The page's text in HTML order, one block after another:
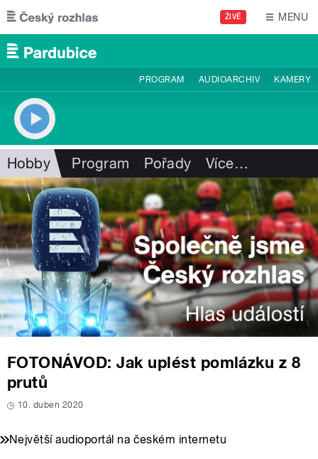
Přejít k hlavnímu obsahu
ŽIVĚ MENU
PROGRAM AUDIOARCHIV KAMERY
Hobby Program Pořady Více…
FOTONÁVOD: Jak uplést pomlázku z 8
prutů
10. duben 2020
Největší audioportál na českém internetu